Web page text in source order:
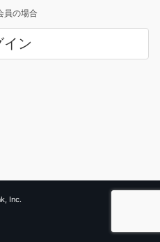
員の場合
イン
Inc.